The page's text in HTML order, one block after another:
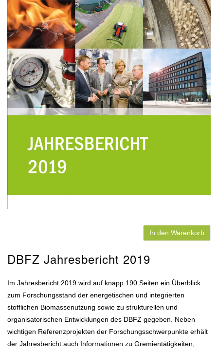
In den Warenkorb
DBFZ Jahresbericht 2019
Im Jahresbericht 2019 wird auf knapp 190 Seiten ein Überblick
zum Forschungsstand der energetischen und integrierten
stofflichen Biomassenutzung sowie zu strukturellen und
organisatorischen Entwicklungen des DBFZ gegeben. Neben
wichtigen Referenzprojekten der Forschungsschwerpunkte erhält
der Jahresbericht auch Informationen zu Gremientätigkeiten,